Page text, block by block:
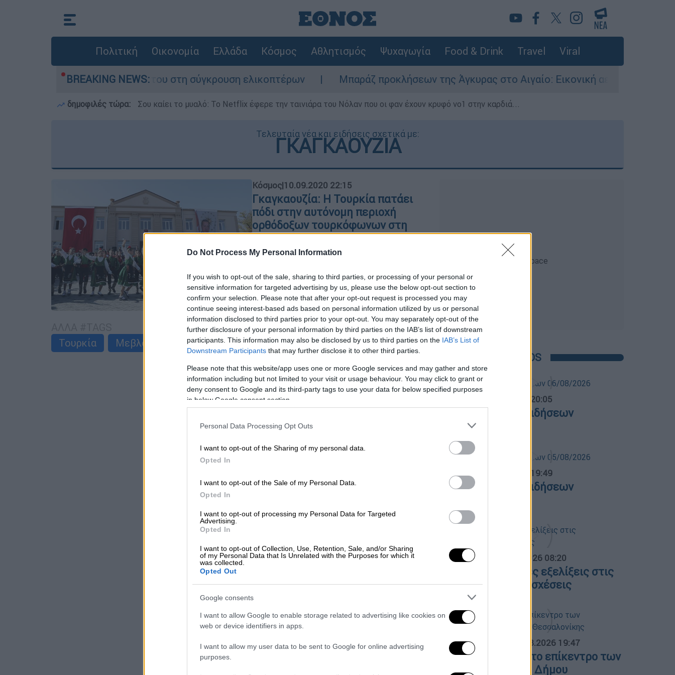
Do Not Process My Personal Information
If you wish to opt-out of the sale, sharing to third parties, or processing of your personal or
sensitive information for targeted advertising by us, please use the below opt-out section to
confirm your selection. Please note that after your opt-out request is processed you may
continue seeing interest-based ads based on personal information utilized by us or personal
information disclosed to third parties prior to your opt-out. You may separately opt-out of the
further disclosure of your personal information by third parties on the IAB’s list of downstream
participants. This information may also be disclosed by us to third parties on the IAB’s List of
Downstream Participants that may further disclose it to other third parties.
Please note that this website/app uses one or more Google services and may gather and store
information including but not limited to your visit or usage behaviour. You may click to grant or
deny consent to Google and its third-party tags to use your data for below specified purposes
in below Google consent section.
Personal Data Processing Opt Outs
I want to opt-out of the Sharing of my personal data.
Opted In
I want to opt-out of the Sale of my Personal Data.
Opted In
I want to opt-out of processing my Personal Data for Targeted
Advertising.
Opted In
I want to opt-out of Collection, Use, Retention, Sale, and/or Sharing
of my Personal Data that Is Unrelated with the Purposes for which it
was collected.
Opted Out
Google consents
I want to allow Google to enable storage related to advertising like cookies on
web or device identifiers in apps.
I want to allow my user data to be sent to Google for online advertising
purposes.
Πολιτική Οικονομία Ελλάδα Κόσμος Αθλητισμός Ψυχαγωγία Food & Drink Travel Viral
BREAKING NEWS:
που έχασε τη ζωή του στη σύγκρουση ελικοπτέρων Μπαράζ προκλήσεων της Άγκυρας στο Αιγαίο: Εικονική αερομαχία ανάμεσα σε
δημοφιλές τώρα: Σου καίει το μυαλό: Το Netflix έφερε την ταινιάρα του Νόλαν που οι φαν έχουν κρυφό νο1 στην καρδιά...
Τελευταία νέα και ειδήσεις σχετικά με:
ΓΚΑΓΚΑΟΥΖΙΑ
Κόσμος|10.09.2020 22:15
Γκαγκαουζία: Η Τουρκία πατάει
πόδι στην αυτόνομη περιοχή
ορθόδοξων τουρκόφωνων στη
Μολδαβία
Πώς οι Τούρκοι εκμεταλλεύονται
να ενισχύσουν τους τουρκόφωνους
ορθοδόξους που αγαπούν Ρωσία και
Ελλάδα
Τουρκία
Μεβλούτ Τσαβούσογλου Γκαγκαούζοι
Μολδαβία
POPULAR VIDEOS
06.08.2026 20:05
Κεντρικό δελτίο ειδήσεων
06/08/2026
Κεντρικό... 05.08.2026 19:49
Κεντρικό δελτίο ειδήσεων
Ώρα Ελλάδος... 06.08.2026 08:20
Όλες οι τελευταίες εξελίξεις στις
ελληνοτουρκικές σχέσεις
ΑΠΟΣΠΑΣΜΑΤΑ... 06.08.2026 19:47
ΔΕΘ και Τούμπα στο επίκεντρο των
διεκδικήσεων του Δήμου